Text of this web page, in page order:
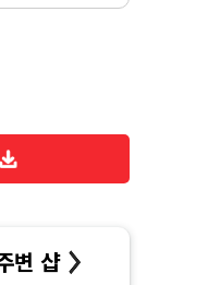
변 샵